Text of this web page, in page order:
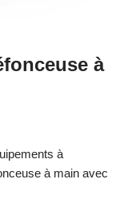
à
à
à main avec